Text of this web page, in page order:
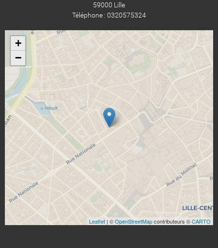
59000 Lille
Téléphone : 0320575324
+
−
Leaflet | ©OpenStreetMapcontributeurs ©CARTO